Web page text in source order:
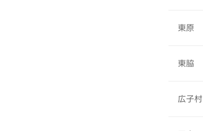
東原
東脇
広子村